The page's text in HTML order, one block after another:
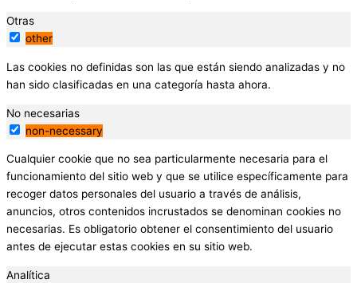
Otras
other
Las cookies no definidas son las que están siendo analizadas y no
han sido clasificadas en una categoría hasta ahora.
No necesarias
non-necessary
Cualquier cookie que no sea particularmente necesaria para el
funcionamiento del sitio web y que se utilice específicamente para
recoger datos personales del usuario a través de análisis,
anuncios, otros contenidos incrustados se denominan cookies no
necesarias. Es obligatorio obtener el consentimiento del usuario
antes de ejecutar estas cookies en su sitio web.
Analítica